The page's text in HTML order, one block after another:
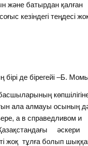
және батырдан қалған
кезіндегі теңдесі
бірі де бірегейі –Б.
ала алмауы осының
а в справедливом и
әскери
жоқ тұлға болып